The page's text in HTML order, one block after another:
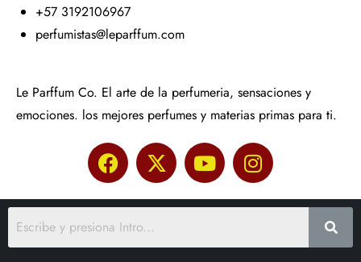
+57 3192106967
perfumistas@leparffum.com
Le Parffum Co. El arte de la perfumeria, sensaciones y
emociones. los mejores perfumes y materias primas para ti.